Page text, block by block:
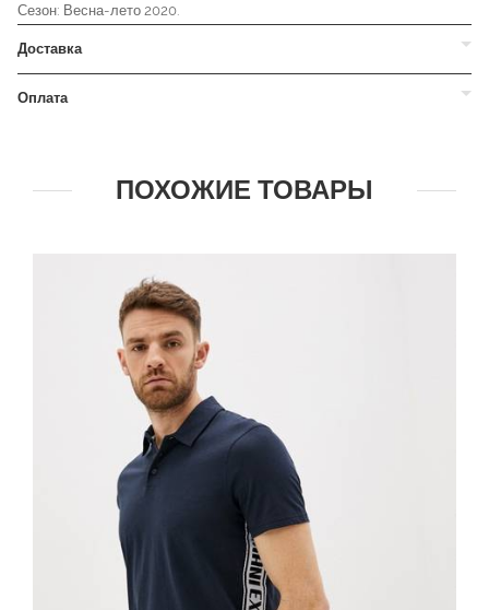
Сезон: Весна-лето 2020.
Доставка
Оплата
ПОХОЖИЕ ТОВАРЫ